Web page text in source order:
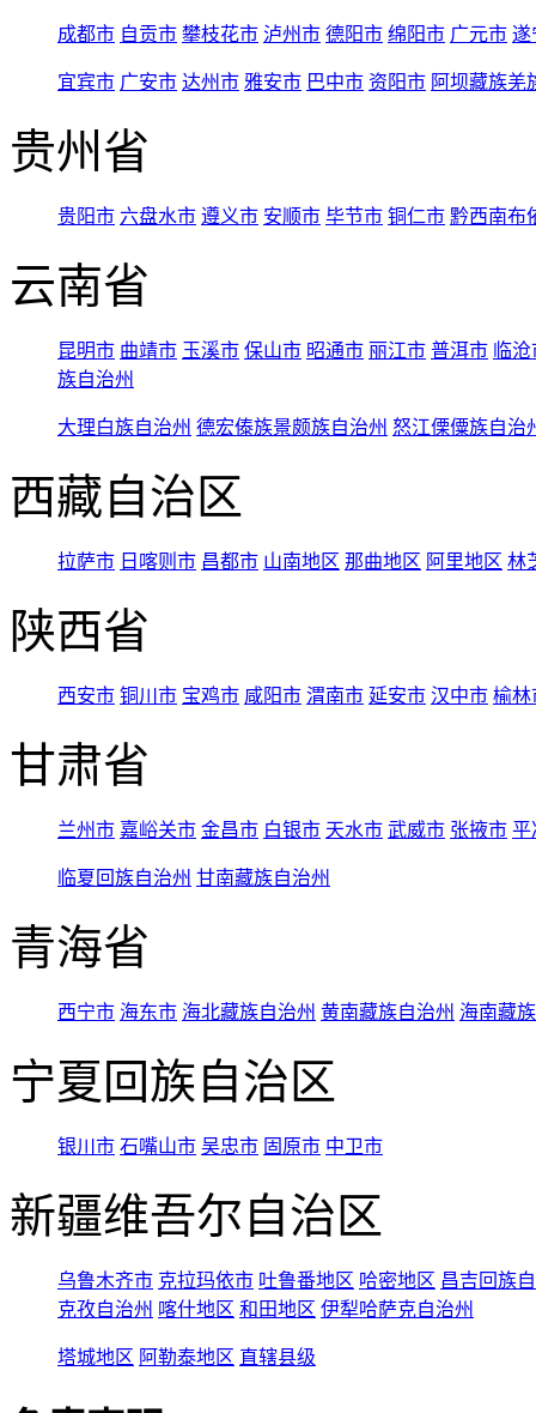
成都市 自贡市 攀枝花市 泸州市 德阳市 绵阳市 广元市 遂
宜宾市 广安市 达州市 雅安市 巴中市 资阳市 阿坝藏族羌
贵州省
贵阳市 六盘水市 遵义市 安顺市 毕节市 铜仁市 黔西南布
云南省
昆明市 曲靖市 玉溪市 保山市 昭通市 丽江市 普洱市 临
族自治州
大理白族自治州 德宏傣族景颇族自治州 怒江傈僳族自治
西藏自治区
拉萨市 日喀则市 昌都市 山南地区 那曲地区 阿里地区 林
陕西省
西安市 铜川市 宝鸡市 咸阳市 渭南市 延安市 汉中市 榆林
甘肃省
兰州市 嘉峪关市 金昌市 白银市 天水市 武威市 张掖市 平
临夏回族自治州 甘南藏族自治州
青海省
西宁市 海东市 海北藏族自治州 黄南藏族自治州 海南藏
宁夏回族自治区
银川市 石嘴山市 吴忠市 固原市 中卫市
新疆维吾尔自治区
乌鲁木齐市 克拉玛依市 吐鲁番地区 哈密地区 昌吉回族
克孜自治州 喀什地区 和田地区 伊犁哈萨克自治州
塔城地区 阿勒泰地区 直辖县级